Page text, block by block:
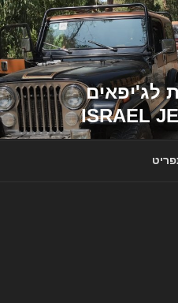
לג'יפאים